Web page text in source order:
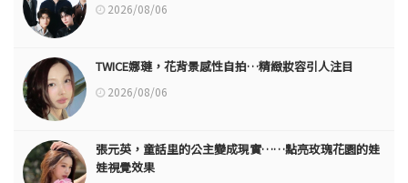
2026/08/06
TWICE娜璉，花背景感性自拍…精緻妝容引人注目
2026/08/06
張元英，童話里的公主變成現實……點亮玫瑰花園的娃
娃視覺效果